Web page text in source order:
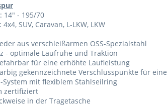
14" - 195/70
SUV, Caravan, L-LKW, LKW
aus verschleißarmen OSS-Spezialstahl
- optimale Laufruhe und Traktion
für eine erhöhte Laufleistung
gekennzeichnete Verschlusspunkte für
System mit flexiblem Stahlseilring
zertifiziert
in der Tragetasche